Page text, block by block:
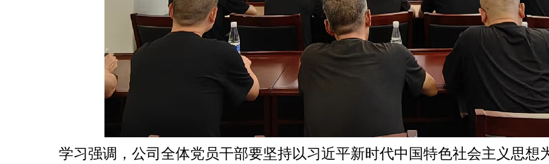
学习强调，公司全体党员干部要坚持以习近平新时代中国特色社会主义思想